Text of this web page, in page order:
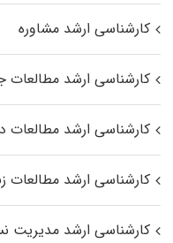
کارشناسی ارشد مشاوره
کارشناسی ارشد مطالعات
کارشناسی ارشد مطالعات
کارشناسی ارشد مطالعات
کارشناسی ارشد مدیریت